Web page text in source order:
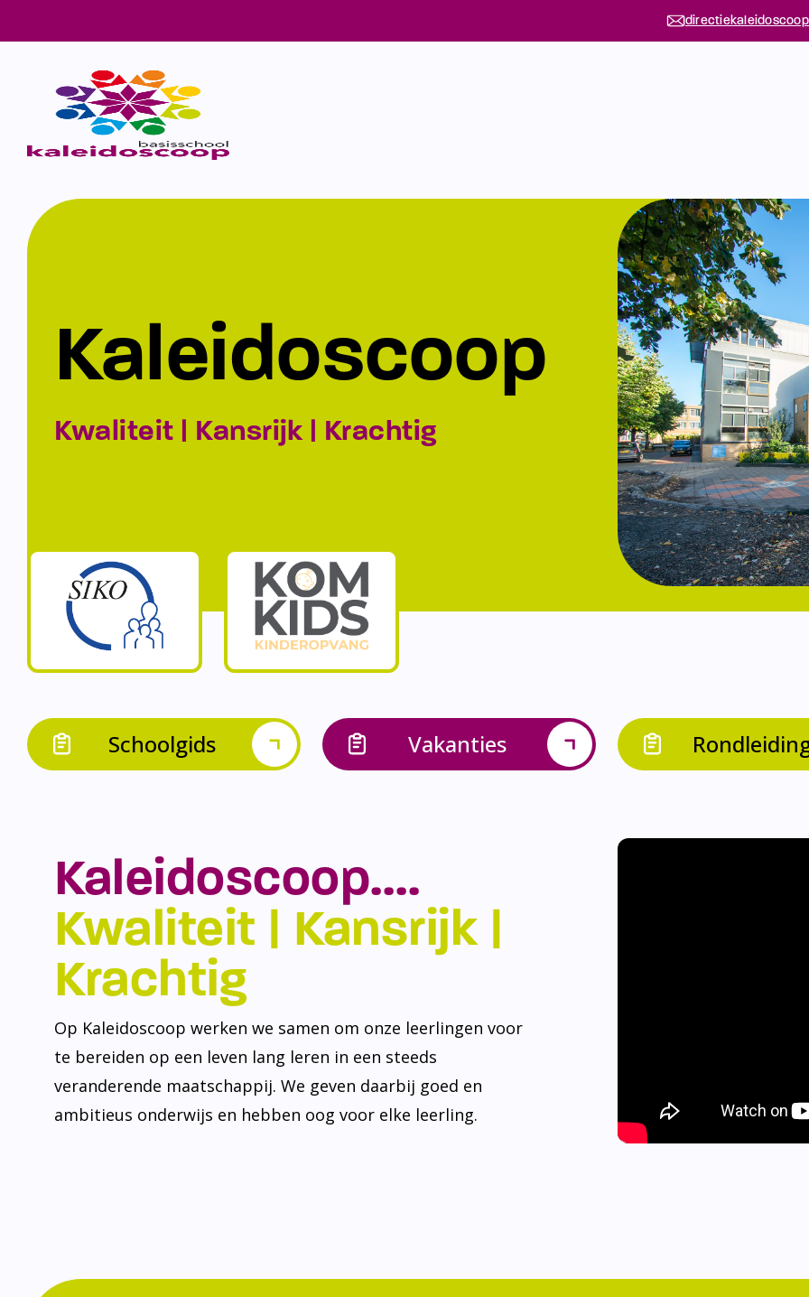
Kaleidoscoop
Kwaliteit | Kansrijk | Krachtig
Schoolgids Vakanties
Kaleidoscoop….
Kwaliteit | Kansrijk |
Krachtig
Op Kaleidoscoop werken we samen om onze leerlingen voor
te bereiden op een leven lang leren in een steeds
veranderende maatschappij. We geven daarbij goed en
ambitieus onderwijs en hebben oog voor elke leerling.